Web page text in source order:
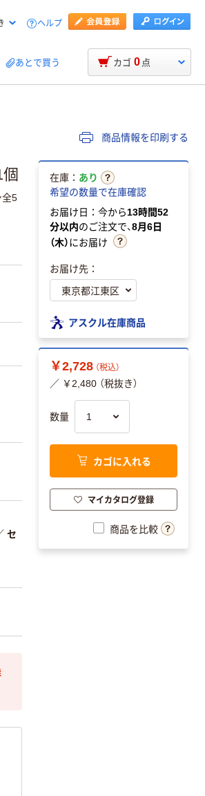
ヘルプ
あとで買う カゴ 0 点
商品情報を印刷する
全5
セ
在庫： あり
希望の数量で在庫確認
お届け日：今から13時間52
分以内のご注文で、8月6日
（木）にお届け
お届け先：
アスクル在庫商品
￥2,728 （税込）
／ ￥2,480 （税抜き）
数量
カゴに入れる
マイカタログ登録
商品を比較